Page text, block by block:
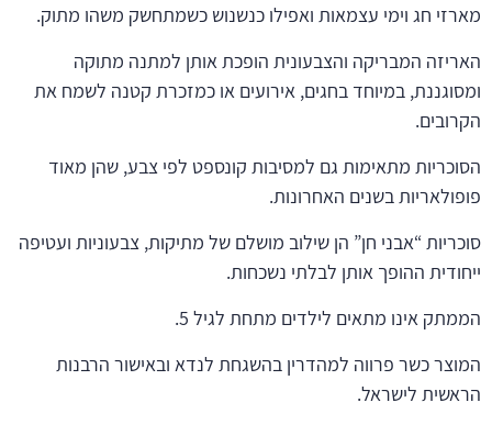
מארזי חג וימי עצמאות ואפילו כנשנוש כשמתחשק משהו מתוק.
האריזה המבריקה והצבעונית הופכת אותן למתנה מתוקה
ומסוגננת, במיוחד בחגים, אירועים או כמזכרת קטנה לשמח את
הקרובים.
הסוכריות מתאימות גם למסיבות קונספט לפי צבע, שהן מאוד
פופולאריות בשנים האחרונות.
סוכריות “אבני חן” הן שילוב מושלם של מתיקות, צבעוניות ועטיפה
ייחודית ההופך אותן לבלתי נשכחות.
הממתק אינו מתאים לילדים מתחת לגיל 5.
המוצר כשר פרווה למהדרין בהשגחת לנדא ובאישור הרבנות
הראשית לישראל.